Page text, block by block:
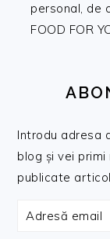
personal, de
FOOD FOR
Introdu adresa
blog și vei
publicate
Adresă